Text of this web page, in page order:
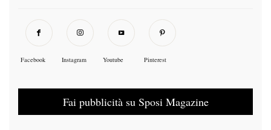
Facebook Instagram Youtube Pinterest
Fai pubblicità su Sposi Magazine